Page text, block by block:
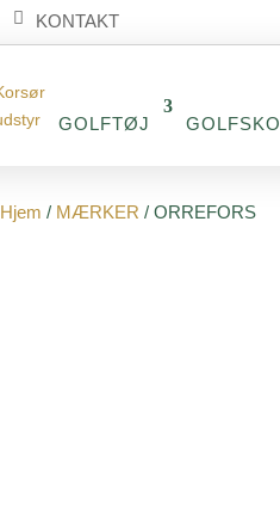
KONTAKT
GOLFTØJ GOLFSKO
Hjem / MÆRKER / ORREFORS